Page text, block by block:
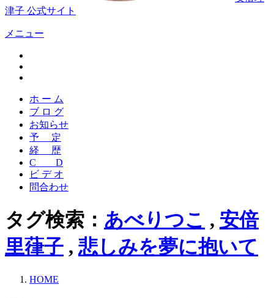
津子 公式サイト
メニュー
ホ ー ム
ブ ロ グ
お知らせ
予 定
経 歴
C D
ビ デ オ
問合わせ
タグ検索： あべりつこ , 安倍
里葎子 , 悲しみを夢に抱いて
HOME